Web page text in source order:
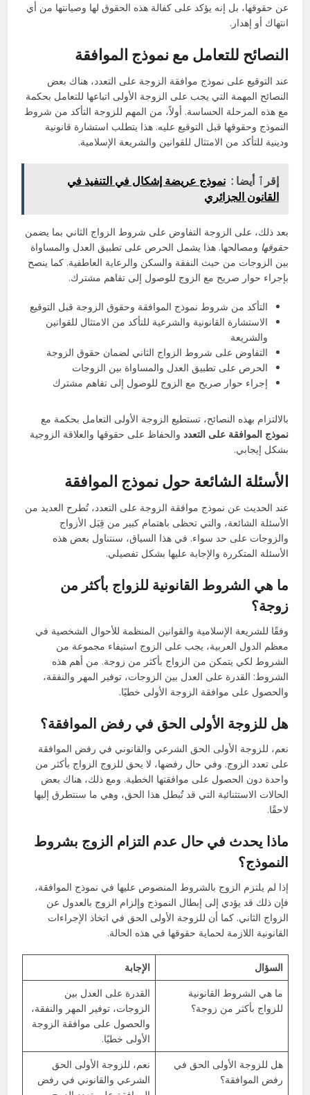
عن حقوقها، بل إنه يؤكد على كفالة هذه الحقوق لها وصيانتها من أي
انتهاك أو إهدار.
النصائح للتعامل مع نموذج الموافقة
عند التوقيع على نموذج موافقة الزوجة على التعدد، هناك بعض
النصائح المهمة التي يجب على الزوجة الأولى اتباعها للتعامل بحكمة
مع هذه المرحلة الحساسة. أولاً، من المهم للزوجة التأكد من شروط
النموذج وحقوقها قبل التوقيع عليه. هذا يتطلب استشارة قانونية
ودينية للتأكد من الامتثال للقوانين والشريعة الإسلامية.
إقرٱ أيضا : نموذج عريضة إشكال في التنفيذ في
القانون الجزائري
بعد ذلك، على الزوجة التفاوض على شروط الزواج الثاني بما يضمن
حقوقها ومصالحها. هذا يشمل الحرص على تطبيق العدل والمساواة
بين الزوجات من حيث النفقة والسكن والرعاية العاطفية. كما ينصح
بإجراء حوار صريح مع الزوج للوصول إلى تفاهم مشترك.
التأكد من شروط نموذج الموافقة وحقوق الزوجة قبل التوقيع
الاستشارة القانونية والشرعية للتأكد من الامتثال للقوانين
والشريعة
التفاوض على شروط الزواج الثاني لضمان حقوق الزوجة
الحرص على تطبيق العدل والمساواة بين الزوجات
إجراء حوار صريح مع الزوج للوصول إلى تفاهم مشترك
بالالتزام بهذه النصائح، تستطيع الزوجة الأولى التعامل بحكمة مع
نموذج الموافقة على التعدد والحفاظ على حقوقها والعلاقة الزوجية
بشكل إيجابي.
الأسئلة الشائعة حول نموذج الموافقة
عند الحديث عن نموذج موافقة الزوجة على التعدد، تُطرح العديد من
الأسئلة الشائعة، والتي تحظى باهتمام كبير من قِبَل الأزواج
والزوجات على حد سواء. في هذا السياق، سنتناول بعض هذه
الأسئلة المتكررة والإجابة عليها بشكل تفصيلي.
ما هي الشروط القانونية للزواج بأكثر من
زوجة؟
وفقًا للشريعة الإسلامية والقوانين المنظمة للأحوال الشخصية في
معظم الدول العربية، يجب على الزوج استيفاء مجموعة من
الشروط لكي يتمكن من الزواج بأكثر من زوجة. من أهم هذه
الشروط: القدرة على العدل بين الزوجات، توفير المهر والنفقة،
والحصول على موافقة الزوجة الأولى خطيًا.
هل للزوجة الأولى الحق في رفض الموافقة؟
نعم، للزوجة الأولى الحق الشرعي والقانوني في رفض الموافقة
على تعدد الزوج. وفي حال رفضها، لا يحق للزوج الزواج بأكثر من
واحدة دون الحصول على موافقتها الخطية. ومع ذلك، هناك بعض
الحالات الاستثنائية التي قد تُبطل هذا الحق، وهي ما سنتطرق إليها
لاحقًا.
ماذا يحدث في حال عدم التزام الزوج بشروط
النموذج؟
إذا لم يلتزم الزوج بالشروط المنصوص عليها في نموذج الموافقة،
فإن ذلك قد يؤدي إلى إبطال النموذج وإلزام الزوج بالعدول عن
الزواج الثاني. كما أن للزوجة الأولى الحق في اتخاذ الإجراءات
القانونية اللازمة لحماية حقوقها في هذه الحالة.
السؤال
الإجابة
ما هي الشروط القانونية
للزواج بأكثر من زوجة؟
القدرة على العدل بين
الزوجات، توفير المهر والنفقة،
والحصول على موافقة الزوجة
الأولى خطيًا.
هل للزوجة الأولى الحق في
رفض الموافقة؟
نعم، للزوجة الأولى الحق
الشرعي والقانوني في رفض